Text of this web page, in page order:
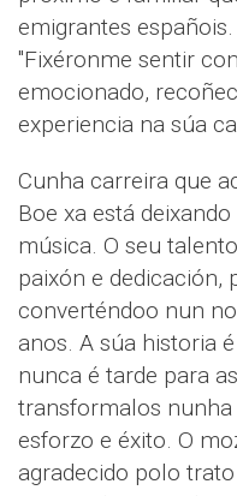
emigrantes españois.
"Fixéronme sentir
emocionado,
experiencia na súa
Cunha carreira que
Boe xa está
música. O seu
paixón e dedicación,
converténdoo nun
anos. A súa historia
nunca é tarde para
transformalos nunha
esforzo e éxito. O
agradecido polo